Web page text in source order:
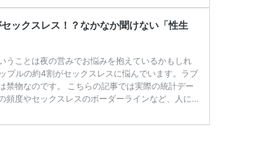
最高にかわいい 自分になっちゃいましょう♡ 花
ックスレス！？なかなか聞けない「性生
うことは夜の営みでお悩みを抱えているかもしれ
プルの約4割がセックスレスに悩んでいます。ラブ
禁物なのです。 こちらの記事では実際の統計デー
頻度やセックスレスのボーダーラインなど、人に
近レスになってきたかも！」と思っている新婚カ